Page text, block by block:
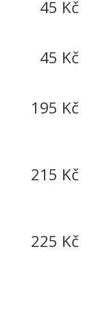
45 Kč
45 Kč
195 Kč
215 Kč
225 Kč